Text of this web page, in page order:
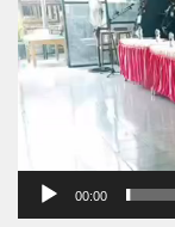
00:00